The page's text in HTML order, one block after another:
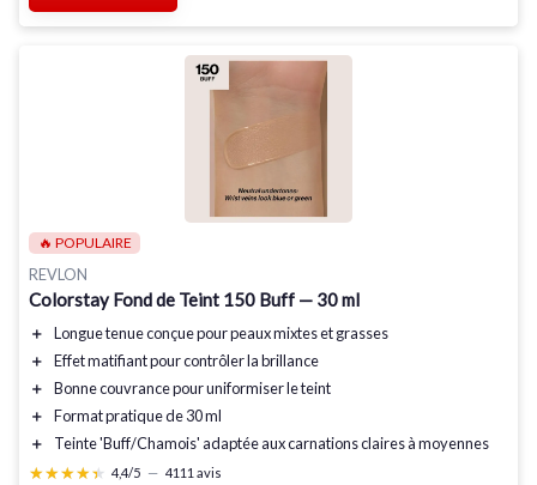
🔥 POPULAIRE
REVLON
Colorstay Fond de Teint 150 Buff — 30 ml
＋ Longue tenueconçue pour peaux mixtes et grasses
＋
Effetmatifiantpour contrôler la brillance
＋
Bonne couvrance pour uniformiser le teint
＋
Format pratique de 30 ml
＋
Teinte 'Buff/Chamois' adaptée aux carnations claires à moyennes
★★★★★
★★★★★ 4,4/5 — 4111 avis